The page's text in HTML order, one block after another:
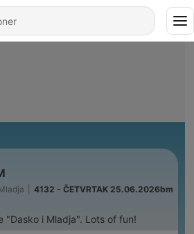
4132 - ČETVRTAK 25.06.2026bm
"Dasko i Mladja". Lots of fun!